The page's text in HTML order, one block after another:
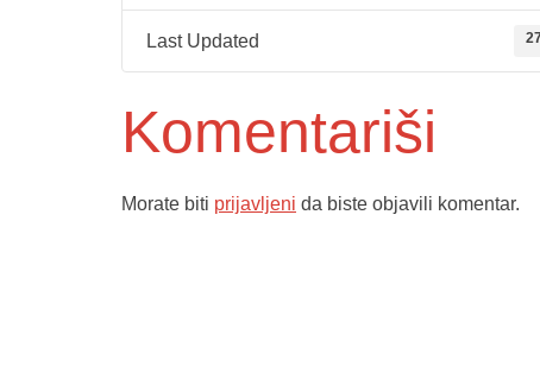
Last Updated
Komentariši
Morate biti prijavljeni da biste objavili komentar.